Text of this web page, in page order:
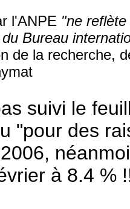
l'ANPE "ne
Bureau
de la recherche,
suivi le
"pour des
à 8.4 %